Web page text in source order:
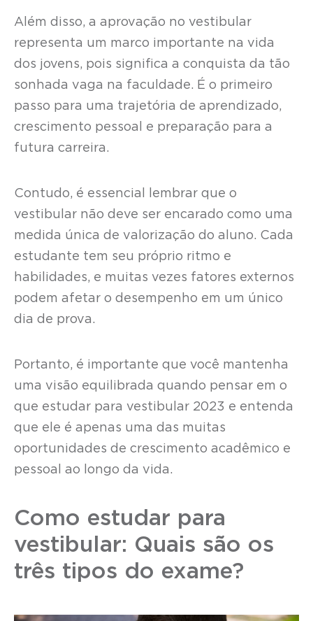
Além disso, a aprovação no vestibular
representa um marco importante na vida
dos jovens, pois significa a conquista da tão
sonhada vaga na faculdade. É o primeiro
passo para uma trajetória de aprendizado,
crescimento pessoal e preparação para a
futura carreira.
Contudo, é essencial lembrar que o
vestibular não deve ser encarado como uma
medida única de valorização do aluno. Cada
estudante tem seu próprio ritmo e
habilidades, e muitas vezes fatores externos
podem afetar o desempenho em um único
dia de prova.
Portanto, é importante que você mantenha
uma visão equilibrada quando pensar em o
que estudar para vestibular 2023 e entenda
que ele é apenas uma das muitas
oportunidades de crescimento acadêmico e
pessoal ao longo da vida.
Como estudar para
vestibular: Quais são os
três tipos do exame?